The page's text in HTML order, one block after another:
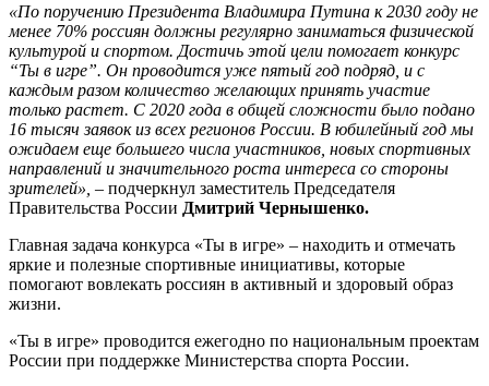
«По поручению Президента Владимира Путина к 2030 году не
менее 70% россиян должны регулярно заниматься физической
культурой и спортом. Достичь этой цели помогает конкурс
“Ты в игре”. Он проводится уже пятый год подряд, и с
каждым разом количество желающих принять участие
только растет. С 2020 года в общей сложности было подано
16 тысяч заявок из всех регионов России. В юбилейный год мы
ожидаем еще большего числа участников, новых спортивных
направлений и значительного роста интереса со стороны
зрителей», – подчеркнул заместитель Председателя
Правительства России Дмитрий Чернышенко.
Главная задача конкурса «Ты в игре» – находить и отмечать
яркие и полезные спортивные инициативы, которые
помогают вовлекать россиян в активный и здоровый образ
жизни.
«Ты в игре» проводится ежегодно по национальным проектам
России при поддержке Министерства спорта России.